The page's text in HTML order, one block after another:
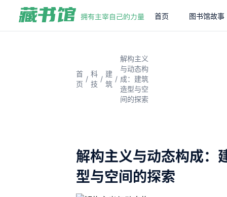
首页 图书馆故事
首
页
/
科
技
/
建
筑
/
解构主义
与动态构
成：建筑
造型与空
间的探索
解构主义与动态构成：
型与空间的探索